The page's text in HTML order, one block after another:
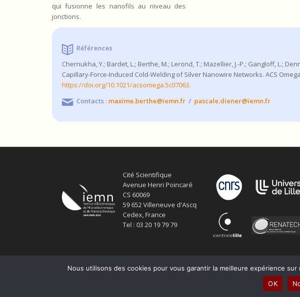
qui fusionne les nanofils au niveau des
jonctions.
Références
Chernukha, Y.; Bardet, L.; Berthe, M.; Lerond, T.; Mazellier, J.-P.; Gangloff, L.;
Capillary-Force-Induced Cold-Welding of Silver Nanowire Networks. ACS Omega
https://doi.org/10.1021/acsomega.5c07063.
Contacts : maxime.berthe@iemn.fr / pascale.diener@iemn.fr
Cité Scientifique
Avenue Henri Poincaré
CS 60069
59 652 Villeneuve d'Ascq
Cedex, France
Tel : 03 20 19 79 79
Nous utilisons des cookies pour vous garantir la meilleure expérience
OK